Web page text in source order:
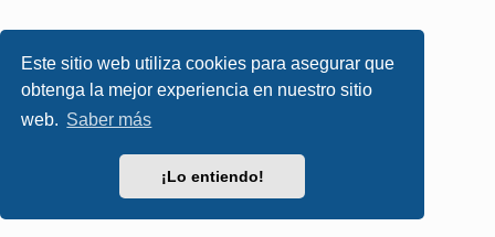
Este sitio web utiliza cookies para asegurar que
obtenga la mejor experiencia en nuestro sitio
web. Saber más
¡Lo entiendo!